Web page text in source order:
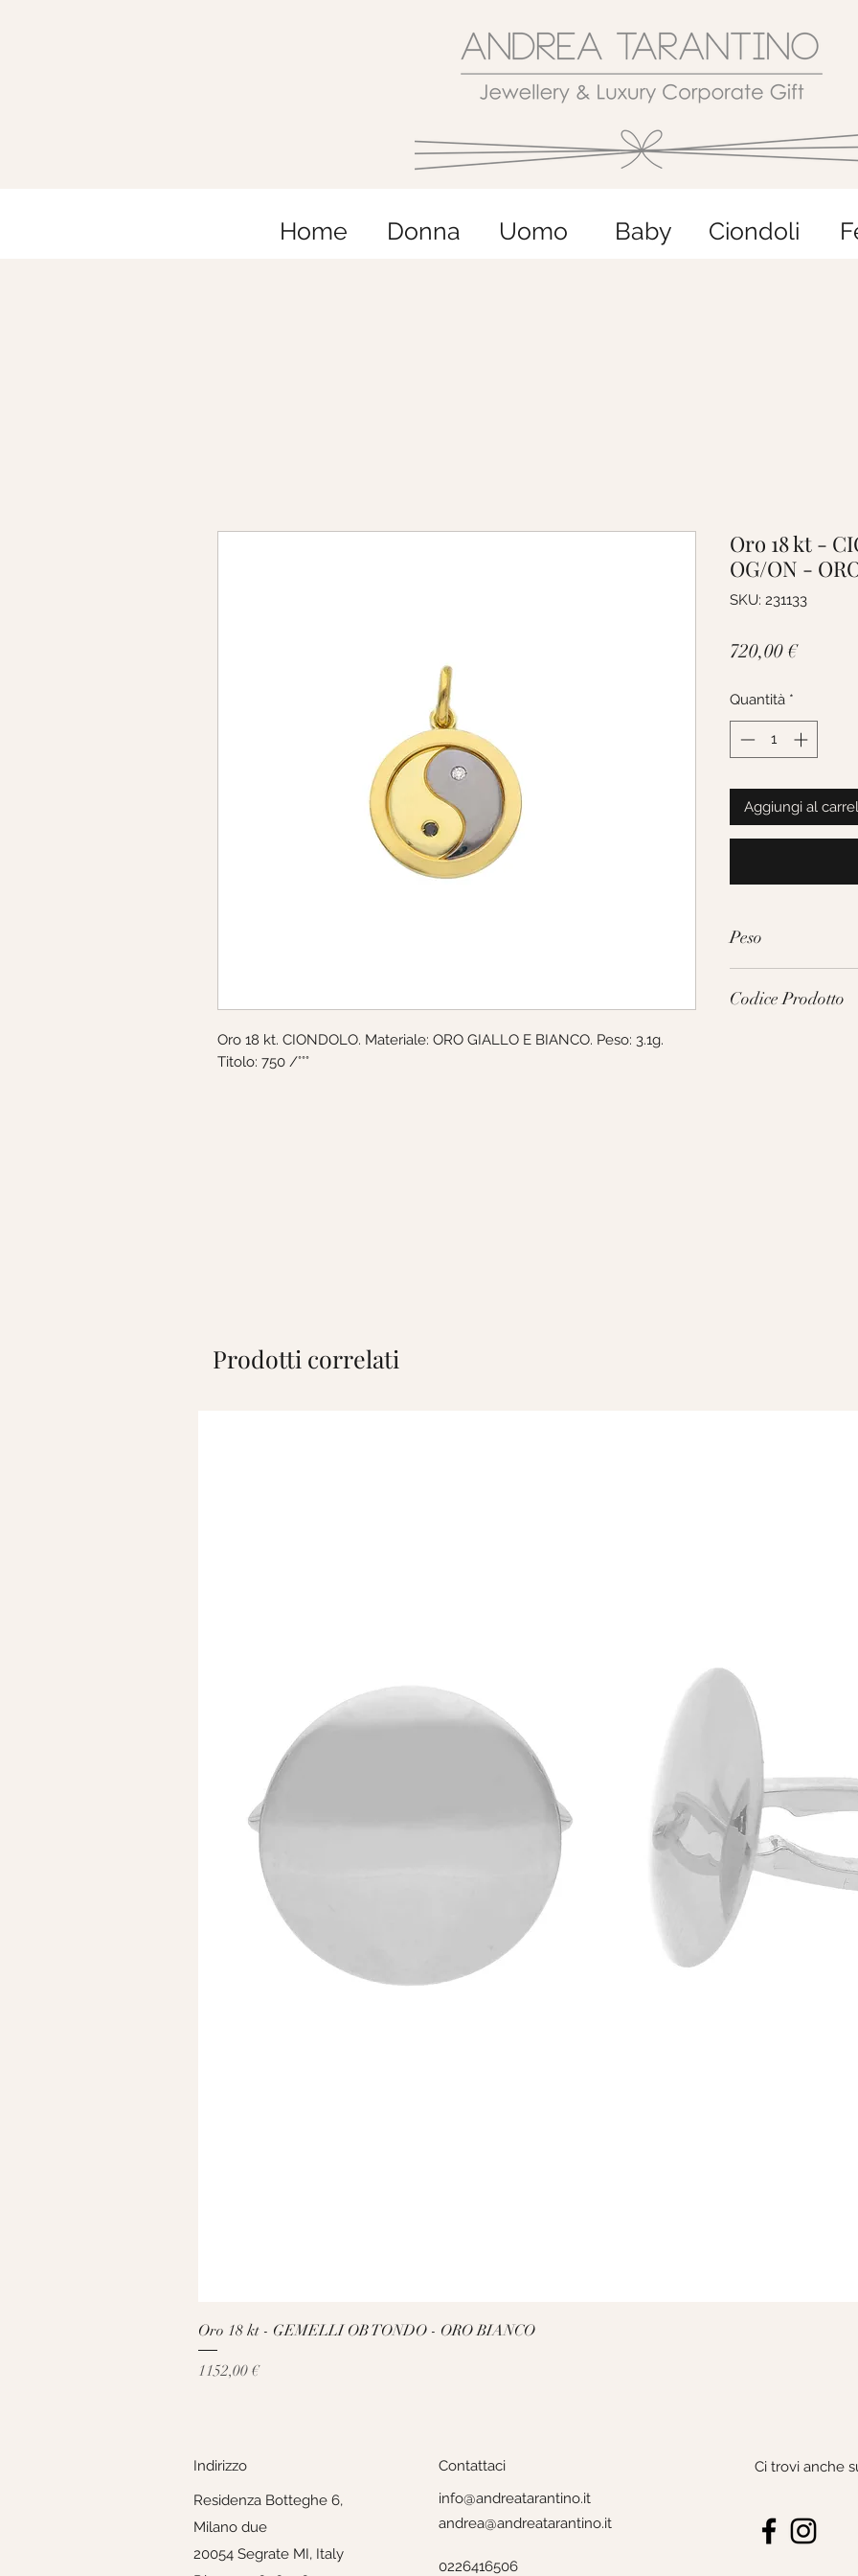
Home Donna Uomo Baby Ciondoli
Oro 18 kt. CIONDOLO. Materiale: ORO GIALLO E BIANCO. Peso: 3.1g.
Titolo: 750 /°°°
Oro 18 kt -
OG/ON -
SKU: 231133
720,00 €Prezzo
Quantità *
Aggiungi al
Peso
Codice Prodotto
Prodotti correlati
Oro 18 kt - GEMELLI OB TONDO - ORO BIANCO
Prezzo
1152,00 €
Indirizzo
Residenza Botteghe 6,
Milano due
20054 Segrate MI, Italy
Contattaci
info@andreatarantino.it
andrea@andreatarantino.it
0226416506
Ci trovi anche